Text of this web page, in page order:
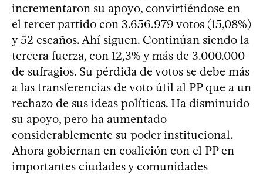
incrementaron su apoyo, convirtiéndose en
el tercer partido con 3.656.979 votos (15,08%)
y 52 escaños. Ahí siguen. Continúan siendo la
tercera fuerza, con 12,3% y más de 3.000.000
de sufragios. Su pérdida de votos se debe más
a las transferencias de voto útil al PP que a un
rechazo de sus ideas políticas. Ha disminuido
su apoyo, pero ha aumentado
considerablemente su poder institucional.
Ahora gobiernan en coalición con el PP en
importantes ciudades y comunidades